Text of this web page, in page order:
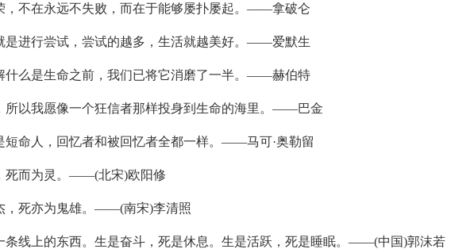
，不在永远不失败，而在于能够屡扑屡起。——拿破仑
是进行尝试，尝试的越多，生活就越美好。——爱默生
什么是生命之前，我们已将它消磨了一半。——赫伯特
所以我愿像一个狂信者那样投身到生命的海里。——巴金
短命人，回忆者和被回忆者全都一样。——马可·奥勒留
死而为灵。——(北宋)欧阳修
，死亦为鬼雄。——(南宋)李清照
条线上的东西。生是奋斗，死是休息。生是活跃，死是睡眠。——(中国)郭沫若